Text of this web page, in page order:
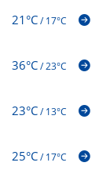
21°C/17°C
36°C/23°C
23°C/13°C
25°C/17°C